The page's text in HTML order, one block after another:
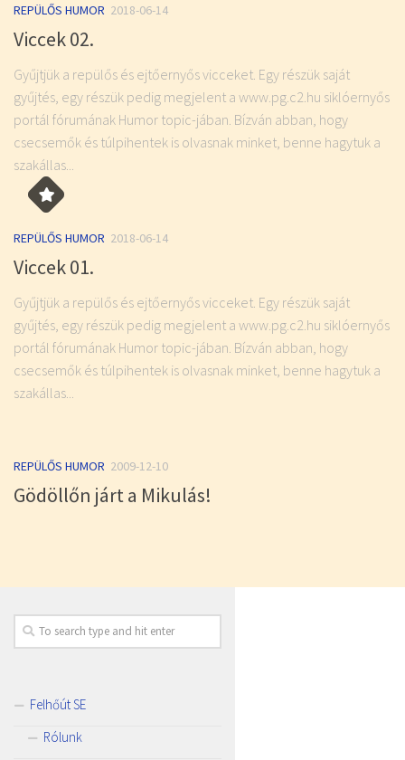
REPÜLŐS HUMOR 2018-06-14
Viccek 02.
Gyűjtjük a repülős és ejtőernyős vicceket. Egy részük saját
gyűjtés, egy részük pedig megjelent a www.pg.c2.hu siklóernyős
portál fórumának Humor topic-jában. Bízván abban, hogy
csecsemők és túlpihentek is olvasnak minket, benne hagytuk a
szakállas...
REPÜLŐS HUMOR 2018-06-14
Viccek 01.
Gyűjtjük a repülős és ejtőernyős vicceket. Egy részük saját
gyűjtés, egy részük pedig megjelent a www.pg.c2.hu siklóernyős
portál fórumának Humor topic-jában. Bízván abban, hogy
csecsemők és túlpihentek is olvasnak minket, benne hagytuk a
szakállas...
REPÜLŐS HUMOR 2009-12-10
Gödöllőn járt a Mikulás!
Felhőút SE
Rólunk